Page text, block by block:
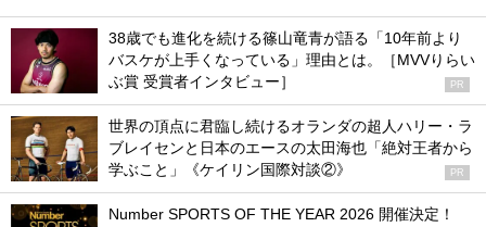
38歳でも進化を続ける篠山竜青が語る「10年前より
バスケが上手くなっている」理由とは。［MVVりらい
ぶ賞 受賞者インタビュー］
PR
世界の頂点に君臨し続けるオランダの超人ハリー・ラ
ブレイセンと日本のエースの太田海也「絶対王者から
学ぶこと」《ケイリン国際対談②》
PR
Number SPORTS OF THE YEAR 2026 開催決定！